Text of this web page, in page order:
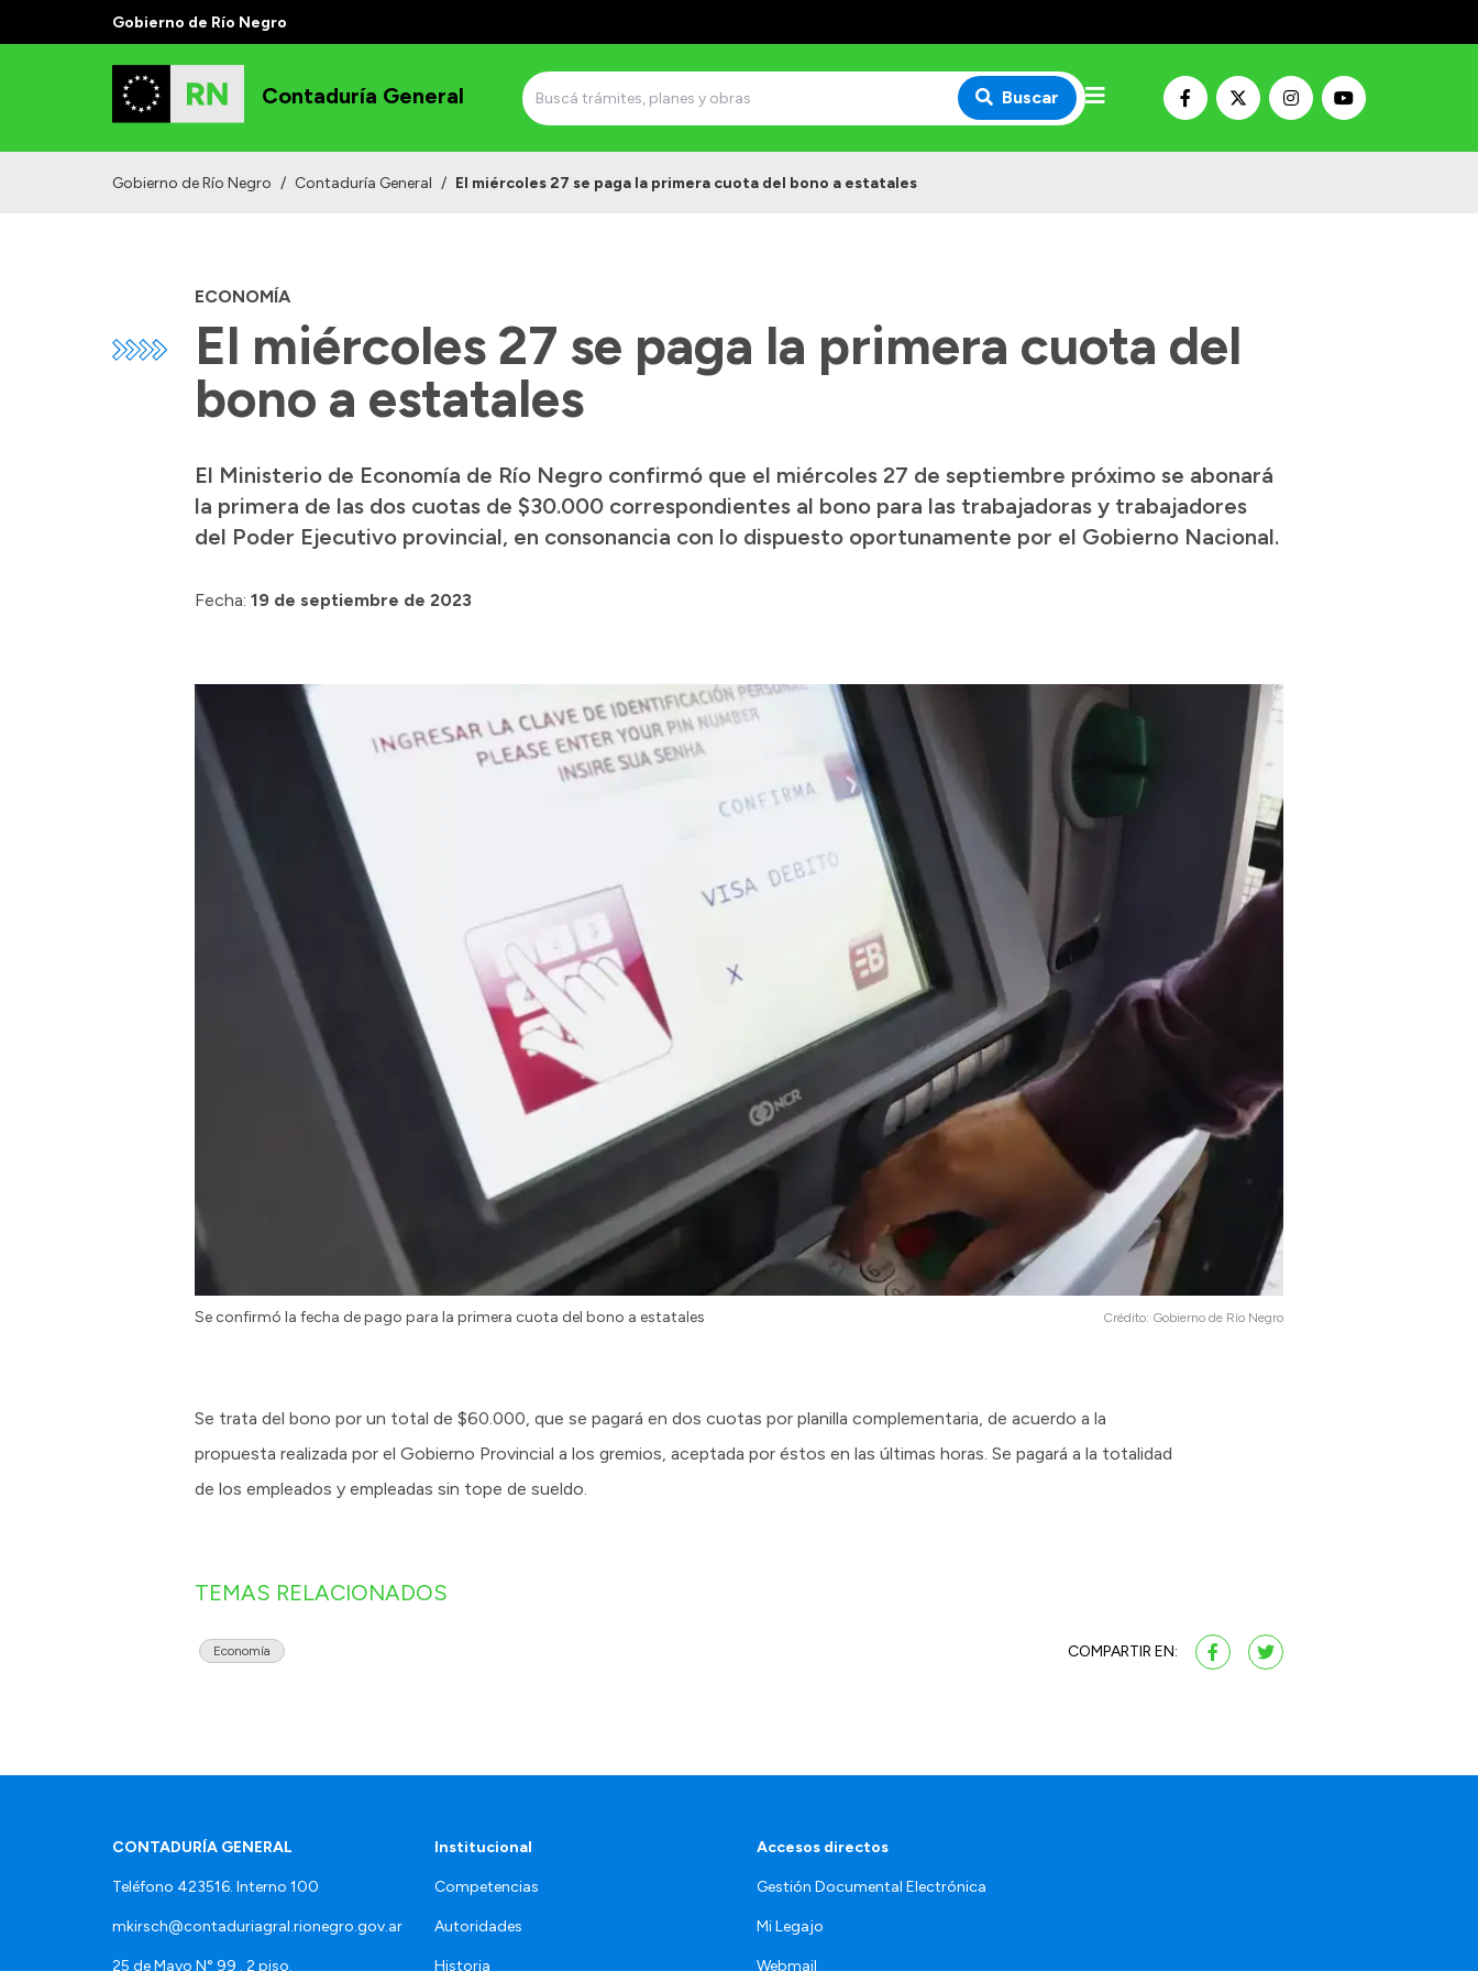
Gobierno de Río Negro
Contaduría General Buscar
Gobierno de Río Negro / Contaduría General / El miércoles 27 se paga la primera cuota del bono a estatales
ECONOMÍA
El miércoles 27 se paga la primera cuota del
bono a estatales
El Ministerio de Economía de Río Negro confirmó que el miércoles 27 de septiembre próximo se abonará
la primera de las dos cuotas de $30.000 correspondientes al bono para las trabajadoras y trabajadores
del Poder Ejecutivo provincial, en consonancia con lo dispuesto oportunamente por el Gobierno Nacional.
Fecha: 19 de septiembre de 2023
Se confirmó la fecha de pago para la primera cuota del bono a estatales Crédito: Gobierno de Río Negro
Se trata del bono por un total de $60.000, que se pagará en dos cuotas por planilla complementaria, de acuerdo a la
propuesta realizada por el Gobierno Provincial a los gremios, aceptada por éstos en las últimas horas. Se pagará a la totalidad
de los empleados y empleadas sin tope de sueldo.
TEMAS RELACIONADOS
Economía COMPARTIR EN:
CONTADURÍA GENERAL
Teléfono 423516. Interno 100
mkirsch@contaduriagral.rionegro.gov.ar
25 de Mayo N° 99 . 2 piso.
Institucional
Competencias
Autoridades
Historia
Accesos directos
Gestión Documental Electrónica
Mi Legajo
Webmail